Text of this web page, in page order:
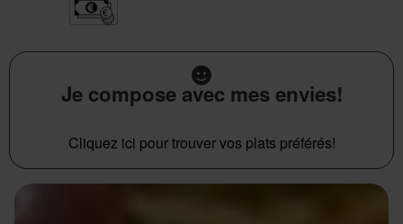
Je compose avec mes envies!
Cliquez ici pour trouver vos plats préférés!